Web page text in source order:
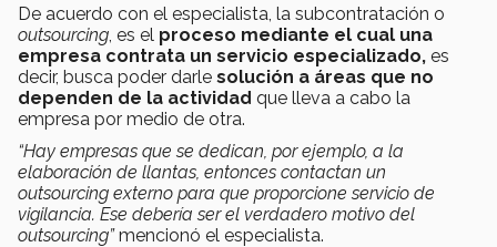
De acuerdo con el especialista, la subcontratación o
outsourcing , es el proceso mediante el cual una
empresa contrata un servicio especializado, es
decir, busca poder darle solución a áreas que no
dependen de la actividad que lleva a cabo la
empresa por medio de otra.
“Hay empresas que se dedican, por ejemplo, a la
elaboración de llantas, entonces contactan un
outsourcing externo para que proporcione servicio de
vigilancia. Ese debería ser el verdadero motivo del
outsourcing”mencionó el especialista.